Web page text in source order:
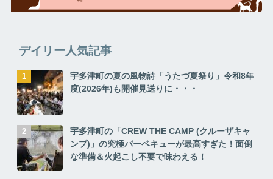
デイリー人気記事
宇多津町の夏の風物詩「うたづ夏祭り」令和8年
度(2026年)も開催見送りに・・・
宇多津町の「CREW THE CAMP (クルーザキャ
ンプ)」の究極バーベキューが最高すぎた！面倒
な準備＆火起こし不要で味わえる！